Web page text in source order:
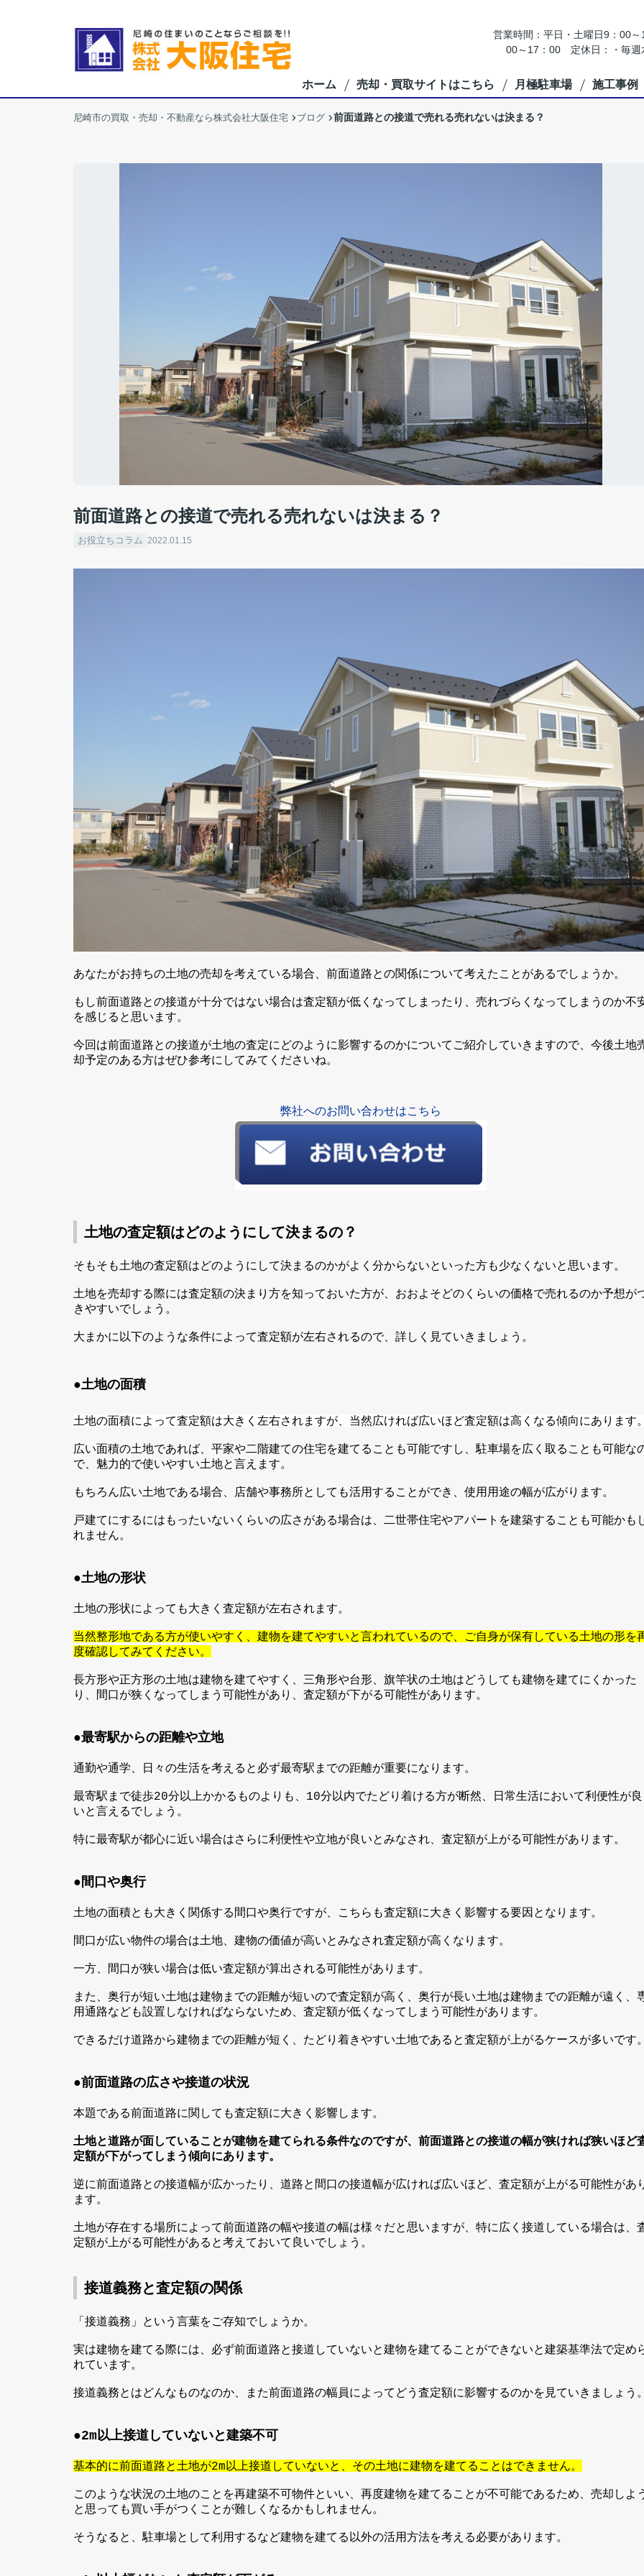
営業時間：平日・土曜日9：00
00～17：00 定休日：・毎週
ホーム 売却・買取サイトはこちら 月極駐車場 施工事例
尼崎市の買取・売却・不動産なら株式会社大阪住宅 ブログ 前面道路との接道で売れる売れないは決まる？
前面道路との接道で売れる売れないは決まる？
お役立ちコラム 2022.01.15
あなたがお持ちの土地の売却を考えている場合、前面道路との関係について考えたことがあるでしょうか。
もし前面道路との接道が十分ではない場合は査定額が低くなってしまったり、売れづらくなってしまうのか不
を感じると思います。
今回は前面道路との接道が土地の査定にどのように影響するのかについてご紹介していきますので、今後土地
却予定のある方はぜひ参考にしてみてくださいね。
弊社へのお問い合わせはこちら
土地の査定額はどのようにして決まるの？
そもそも土地の査定額はどのようにして決まるのかがよく分からないといった方も少なくないと思います。
土地を売却する際には査定額の決まり方を知っておいた方が、おおよそどのくらいの価格で売れるのか予想が
きやすいでしょう。
大まかに以下のような条件によって査定額が左右されるので、詳しく見ていきましょう。
●土地の面積
土地の面積によって査定額は大きく左右されますが、当然広ければ広いほど査定額は高くなる傾向にあります
広い面積の土地であれば、平家や二階建ての住宅を建てることも可能ですし
、駐車場を広く取ることも可能な
で、魅力的で使いやすい土地と言えます。
もちろん広い土地である場合、店舗や事務所としても活用することができ、使用用途の幅が広がります。
戸建てにするにはもったいないくらいの広さがある場合は、二世帯住宅やアパートを建築することも可能かも
れません。
●土地の形状
土地の形状によっても大きく査定額が左右されます。
当然整形地である方が使いやすく、建物を建てやすいと言われているので、ご自身が保有している土地の形を
度確認してみてください。
長方形や正方形の土地は建物を建てやすく、三角形や台形、旗竿状の土地はどうしても建物を建てにくかった
り、間口が狭くなってしまう可能性があり、査定額が下がる可能性があります。
●最寄駅からの距離や立地
通勤や通学、日々の生活を考えると必ず最寄駅までの距離が重要になります。
最寄駅まで徒歩20分以上かかるものよりも、 10分以内でたどり着ける方が断然、日常生活において利便性が良
いと言えるでしょう。
特に最寄駅が都心に近い場合はさらに利便性や立地が良いとみなされ、査定額が上がる可能性があります。
● 間口や奥行
土地の面積とも大きく関係する間口や奥行ですが、こちらも査定額に大きく影響する要因となります。
間口が広い物件の場合は土地、建物の価値が高いとみなされ査定額が高くなります。
一方、間口が狭い場合は低い査定額が算出される可能性があります。
また、奥行が短い土地は建物までの距離が短いので査定額が高く、奥行が長い土地は建物までの距離が遠く、
用通路なども設置しなければならないため、査定額が低くなってしまう可能性があります。
できるだけ道路から建物までの距離が短く、たどり着きやすい土地であると査定額が上がるケースが多いです
●前面道路の広さや接道の状況
本題である前面道路に関しても査定額に大きく影響します。
土地と道路が面していることが建物を建てられる条件なのですが、前面道路との接道の幅が狭ければ狭いほど
定額が下がってしまう傾向にあります。
逆に前面道路との接道幅が広かったり、道路と間口の接道幅が広ければ広いほど、査定額が上がる可能性があ
ます。
土地が存在する場所によって前面道路の幅や接道の幅は様々だと思いますが、特に広く接道している場合は、
定額が上がる可能性があると考えておいて良いでしょう。
接道義務と査定額の関係
「接道義務」という言葉をご存知でしょうか。
実は建物を建てる際には、必ず前面道路と接道していないと建物を建てることができないと建築基準法で定め
れています。
接道義務とはどんなものなのか、また前面道路の幅員によってどう査定額に影響するのかを見ていきましょう
●2m以上接道していないと建築不可
基本的に前面道路と土地が2m 以上接道していないと、その土地に建物を建てることはできません。
このような状況の土地のことを再建築不可物件といい、再度建物を建てることが不可能であるため、売却しよ
と思っても買い手がつくことが難しくなるかもしれません。
そうなると、駐車場として利用するなど建物を建てる以外の活用方法を考える必要があります。